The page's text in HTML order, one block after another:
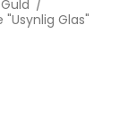
/
Glas"